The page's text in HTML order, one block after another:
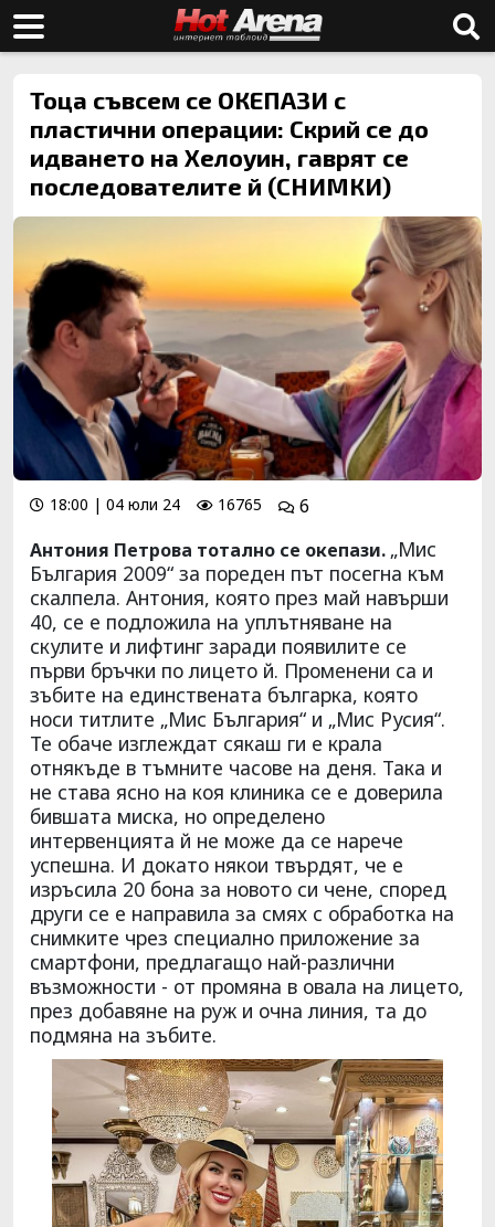
Тоца съвсем се ОКЕПАЗИ с
пластични операции: Скрий се до
идването на Хелоуин, гаврят се
последователите й (СНИМКИ)
18:00 | 04 юли 24 16765
6
Антония Петрова тотално се oкепази. „Мис
България 2009“ за пореден път посегна към
скалпела. Антония, която през май навърши
40, се е подложила на уплътняване на
скулите и лифтинг заради появилите се
първи бръчки по лицето й. Променени са и
зъбите на единствената българка, която
носи титлите „Мис България“ и „Мис Русия“.
Те обаче изглеждат сякаш ги е крала
отнякъде в тъмните часове на деня. Така и
не става ясно на коя клиника се е доверила
бившата миска, но определено
интервенцията й не може да се нарече
успешна. И докато някои твърдят, че е
изръсила 20 бона за новото си чене, според
други се е направила за смях с обработка на
снимките чрез специално приложение за
смартфони, предлагащо най-различни
възможности - от промяна в овала на лицето,
през добавяне на руж и очна линия, та до
подмяна на зъбите.